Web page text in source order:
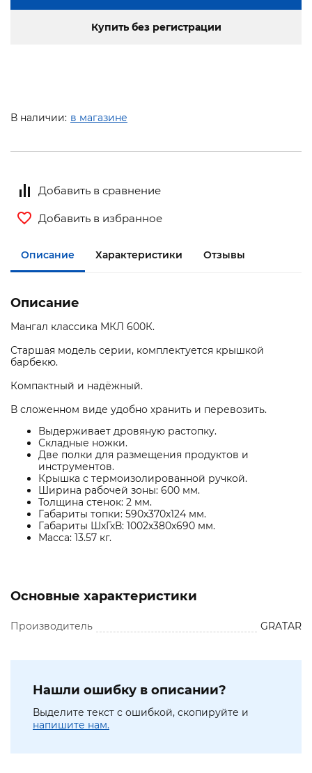
Купить без регистрации
В наличии: в магазине
Добавить в сравнение
Добавить в избранное
Описание Характеристики Отзывы
Описание
Мангал классика МКЛ 600К.
Старшая модель серии, комплектуется крышкой
барбекю.
Компактный и надёжный.
В сложенном виде удобно хранить и перевозить.
Выдерживает дровяную растопку.
Складные ножки.
Две полки для размещения продуктов и
инструментов.
Крышка с термоизолированной ручкой.
Ширина рабочей зоны: 600 мм.
Толщина стенок: 2 мм.
Габариты топки: 590х370х124 мм.
Габариты ШхГхВ: 1002х380х690 мм.
Масса: 13.57 кг.
Основные характеристики
Производитель GRATAR
Нашли ошибку в описании?
Выделите текст с ошибкой, скопируйте и
напишите нам.